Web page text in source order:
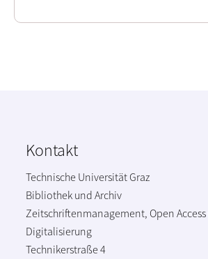
Kontakt
Technische Universität Graz
Bibliothek und Archiv
Zeitschriftenmanagement, Open
Digitalisierung
Technikerstraße 4